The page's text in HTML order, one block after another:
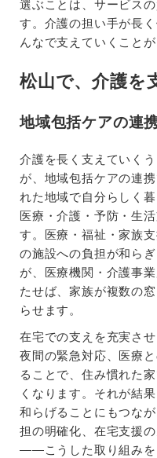
選ぶことは、サービス
す。介護の担い手が長
んなで支えていくこと
松山で、介護を
地域包括ケアの連
介護を長く支えていく
が、地域包括ケアの連
れた地域で自分らしく
医療・介護・予防・生
す。医療・福祉・家族
の施設への負担が和ら
が、医療機関・介護事
たせば、家族が複数の
らせます。
在宅での支えを充実さ
夜間の緊急対応、医療
ることで、住み慣れた
くなります。それが結
和らげることにもつな
担の明確化、在宅支援
——こうした取り組みを